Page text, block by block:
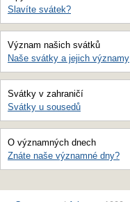
Slavíte svátek?
Význam našich svátků
Naše svátky a jejich významy
Svátky v zahraničí
Svátky u sousedů
O významných dnech
Znáte naše významné dny?